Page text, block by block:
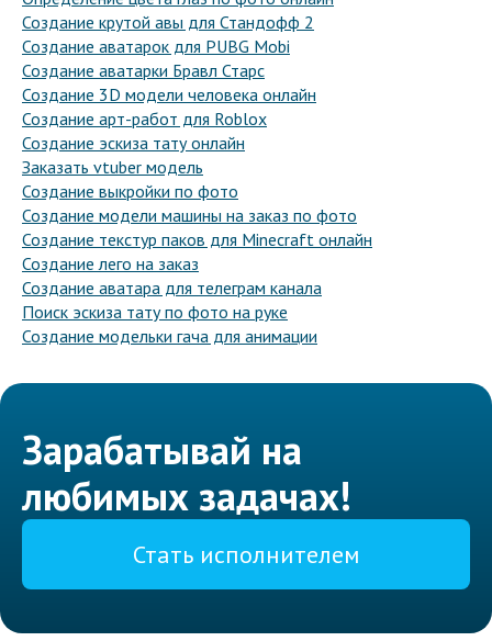
Создание крутой авы для Стандофф 2
Создание аватарок для PUBG Mobi
Создание аватарки Бравл Старс
Создание 3D модели человека онлайн
Создание арт-работ для Roblox
Создание эскиза тату онлайн
Заказать vtuber модель
Создание выкройки по фото
Создание модели машины на заказ по фото
Создание текстур паков для Minecraft онлайн
Создание лего на заказ
Создание аватара для телеграм канала
Поиск эскиза тату по фото на руке
Создание модельки гача для анимации
Зарабатывай на
любимых задачах!
Стать исполнителем